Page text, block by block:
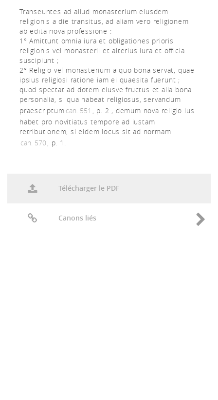
Transeuntes ad aliud monasterium eiusdem
religionis a die transitus, ad aliam vero religionem
ab edita nova professione :
1° Amittunt omnia iura et obligationes prioris
religionis vel monasterii et alterius iura et officia
suscipiunt ;
2° Religio vel monasterium a quo bona servat, quae
ipsius religiosi ratione iam ei quaesita fuerunt ;
quod spectat ad dotem eiusve fructus et alia bona
personalia, si qua habeat religiosus, servandum
praescriptum can. 551 , p. 2 ; demum nova religio ius
habet pro novitiatus tempore ad iustam
retributionem, si eidem locus sit ad normam
can. 570 , p. 1.
Télécharger le PDF
Canons liés